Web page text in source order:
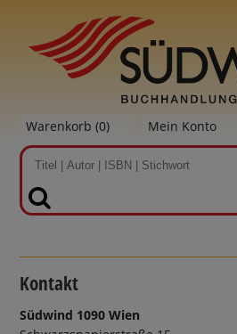
Warenkorb (0) Mein Konto
Kontakt
Südwind 1090 Wien